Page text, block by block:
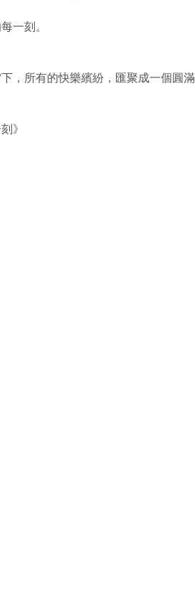
一刻。
，所有的快樂繽紛，匯聚成一個圓滿
》